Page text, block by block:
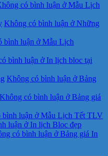
có bình luận ở Mẫu Lịch
Không có bình luận ở Những
bình luận ở Mẫu Lịch
bình luận ở In lịch bloc tại
Không có bình luận ở Bảng
Không có bình luận ở Bảng giá
bình luận ở Mẫu Lịch Tết TLV
luận ở In lịch Bloc đẹp
có bình luận ở Bảng giá In